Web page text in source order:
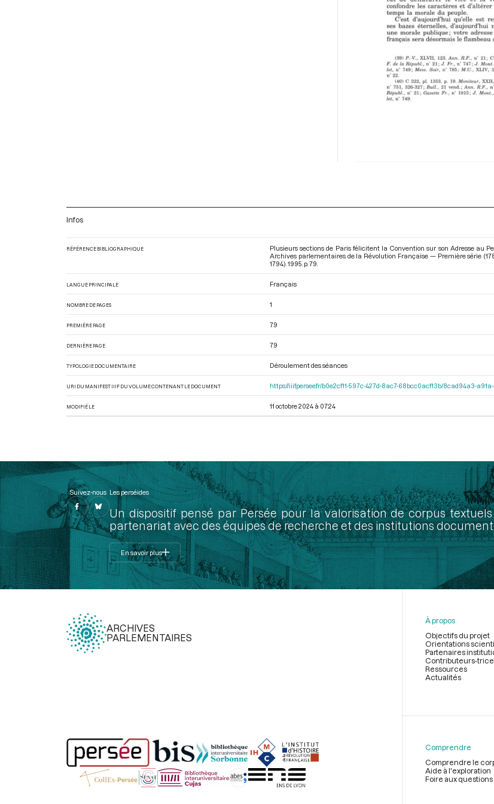
Infos
RÉFÉRENCE BIBLIOGRAPHIQUE
Plusieurs sections de Paris félicitent la Convention sur son Adresse au
Archives parlementaires de la Révolution Française — Première série
1794) . 1995. p. 79.
LANGUE PRINCIPALE Français
NOMBRE DE PAGES 1
PREMIÈRE PAGE 79
DERNIÈRE PAGE 79
TYPOLOGIE DOCUMENTAIRE Déroulement des séances
URI DU MANIFEST IIIF DU VOLUME CONTENANT LE DOCUMENT https://iiif.persee.fr/b0e2cf11-597c-427d-8ac7-68bcc0acf13b/8cad94a3-
MODIFIÉ LE 11 octobre 2024 à 07:24
Suivez-nous Les perséides
Un dispositif pensé par Persée pour la valorisation de corpus
partenariat avec des équipes de recherche et des institutions
En savoir plus
ARCHIVES
PARLEMENTAIRES
page
À propos
Objectifs du projet
Orientations
Partenaires
Contributeurs-
Ressources
Actualités
Comprendre
Comprendre le
Aide à l'exploration
Foire aux questions